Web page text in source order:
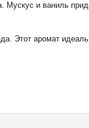
Мускус и ваниль
Этот аромат